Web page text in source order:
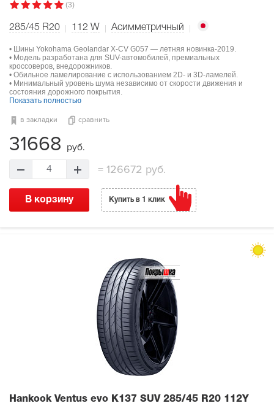
(3)
285/45 R20 112 W Асимметричный
• Шины Yokohama Geolandar X-CV G057 — летняя новинка-2019.
• Модель разработана для SUV-автомобилей, премиальных
кроссоверов, внедорожников.
• Обильное ламелирование с использованием 2D- и 3D-ламелей.
• Минимальный уровень шума независимо от скорости движения и
состояния дорожного покрытия.
Показать полностью
в закладки сравнить
31668 руб.
4 = 126672 руб.
В корзину Купить в 1 клик
Hankook Ventus evo K137 SUV 285/45 R20 112Y